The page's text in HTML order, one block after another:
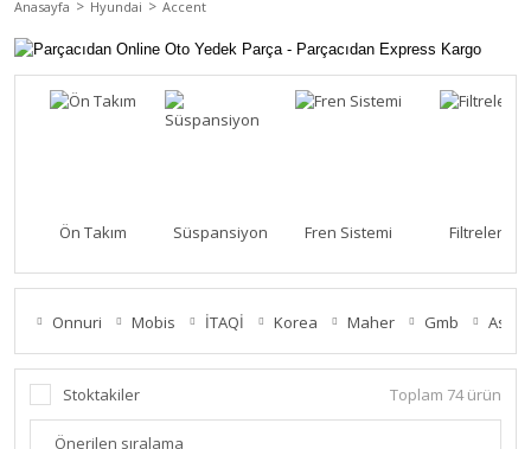
Anasayfa Hyundai Accent
Ön Takım Süspansiyon Fren Sistemi Filtreler
Onnuri Mobis İTAQİ Korea Maher Gmb
Stoktakiler Toplam 74 ürün